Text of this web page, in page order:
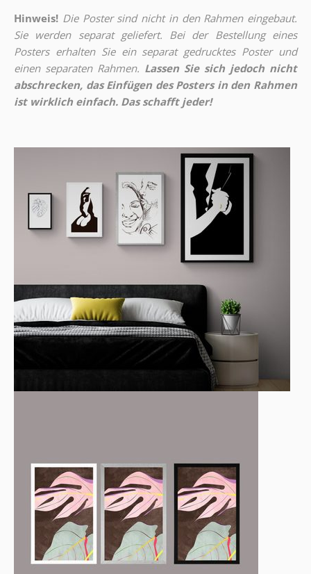
Hinweis! Die Poster sind nicht in den Rahmen eingebaut.
Sie werden separat geliefert. Bei der Bestellung eines
Posters erhalten Sie ein separat gedrucktes Poster und
einen separaten Rahmen. Lassen Sie sich jedoch nicht
abschrecken, das Einfügen des Posters in den Rahmen
ist wirklich einfach. Das schafft jeder!